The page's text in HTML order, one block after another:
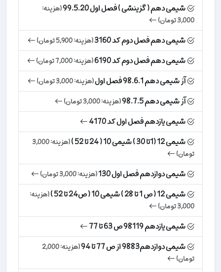
شیمی دهم ( گزینشی ) فصل اول 99.5.20
(هزینه:
3,000 تومان)
شیمی دهم فصل دوم کد 3160 (هزینه: 5,900 تومان)
شیمی دهم فصل دوم کد 6190 (هزینه: 7,000 تومان)
آز شیمی دهم 98.6.1 فصل اول (هزینه: 3,000 تومان)
آز شیمی دهم 98.7.5 (هزینه: 3,000 تومان)
شیمی یازدهم فصل اول کد 4170
شیمی 12 (1تا 30 ) شیمی 10 ( 24 تا 52 )
(هزینه: 3,000
تومان)
شیمی دوازدهم فصل اول 130 (هزینه: 3,000 تومان)
شیمی 12 ( ص 1 تا 28 ) شیمی 10 ( ص24 تا 52 )
(هزینه:
3,000 تومان)
شیمی یازدهم 98119 ص 63 تا 77
شیمی دوازدهم9883 از ص 77 تا 94
(هزینه: 2,000
تومان)